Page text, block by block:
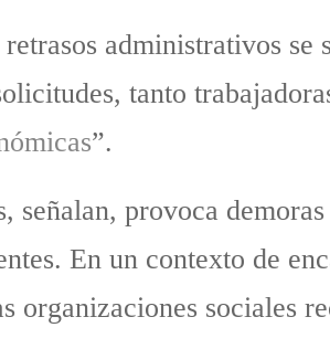
administrativos
tanto
”.
señalan, provoca
En un contexto de
organizaciones sociales